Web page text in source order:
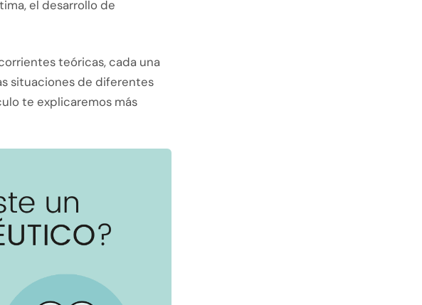
el desarrollo de
teóricas, cada una
situaciones de diferentes
te explicaremos más